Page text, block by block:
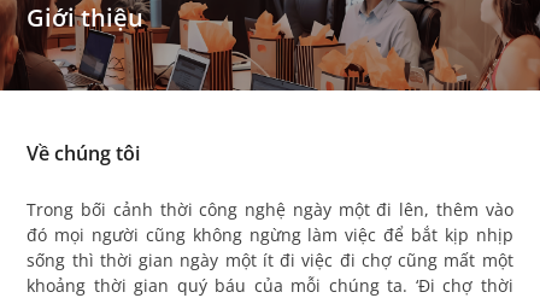
Giới thiệu
Về chúng tôi
Trong bối cảnh thời công nghệ ngày một đi lên, thêm vào
đó mọi người cũng không ngừng làm việc để bắt kịp nhịp
sống thì thời gian ngày một ít đi việc đi chợ cũng mất một
khoảng thời gian quý báu của mỗi chúng ta. ‘Đi chợ thời